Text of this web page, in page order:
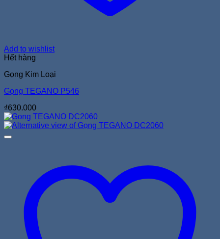
Add to wishlist
Hết hàng
Gọng Kim Loại
Gọng TEGANO P546
₫630.000